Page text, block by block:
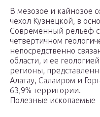
В мезозое и кайнозое
чехол Кузнецкой, в
Современный рельеф
четвертичном
непосредственно
области, и ее
регионы,
Алатау, Салаиром и
63,9% территории.
Полезные ископаемые